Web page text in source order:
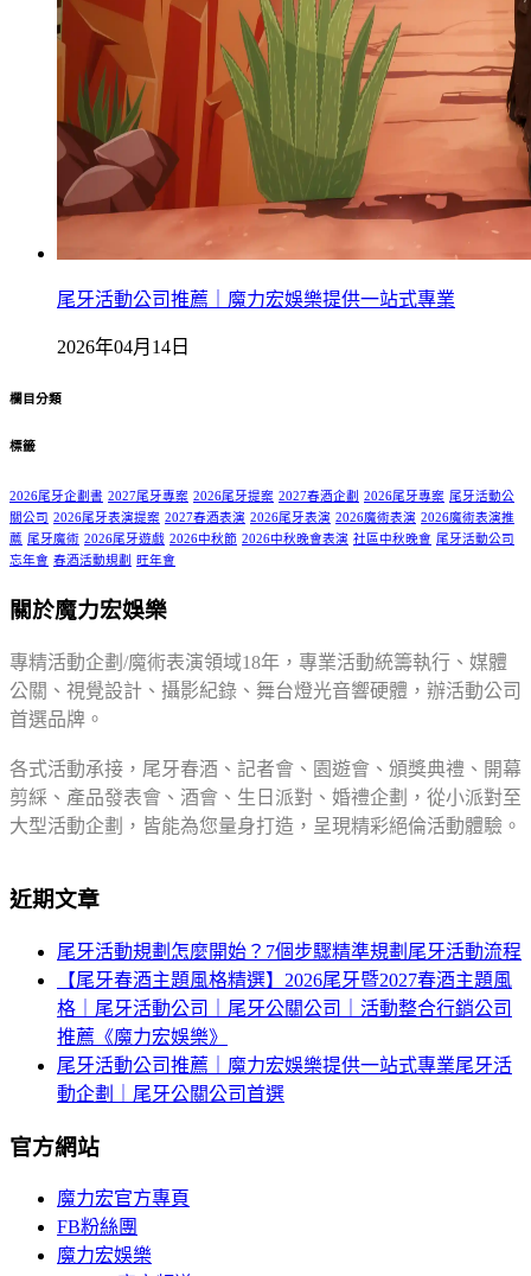
尾牙活動公司推薦｜魔力宏娛樂提供一站式專業
2026年04月14日
欄目分類
標籤
2026尾牙企劃書 2027尾牙專案 2026尾牙提案 2027春酒企劃 2026尾牙專案 尾牙活動公
關公司 2026尾牙表演提案 2027春酒表演 2026尾牙表演 2026魔術表演 2026魔術表演推
薦 尾牙魔術 2026尾牙遊戲 2026中秋節 2026中秋晚會表演 社區中秋晚會 尾牙活動公司
忘年會 春酒活動規劃 旺年會
關於魔力宏娛樂
專精活動企劃/魔術表演領域18年，專業活動統籌執行、媒體
公關、視覺設計、攝影紀錄、舞台燈光音響硬體，辦活動公司
首選品牌。
各式活動承接，尾牙春酒、記者會、園遊會、頒獎典禮、開幕
剪綵、產品發表會、酒會、生日派對、婚禮企劃，從小派對至
大型活動企劃，皆能為您量身打造，呈現精彩絕倫活動體驗。
近期文章
尾牙活動規劃怎麼開始？7個步驟精準規劃尾牙活動流程
【尾牙春酒主題風格精選】2026尾牙暨2027春酒主題風
格｜尾牙活動公司｜尾牙公關公司｜活動整合行銷公司
推薦《魔力宏娛樂》
尾牙活動公司推薦｜魔力宏娛樂提供一站式專業尾牙活
動企劃｜尾牙公關公司首選
官方網站
魔力宏官方專頁
FB粉絲團
魔力宏娛樂